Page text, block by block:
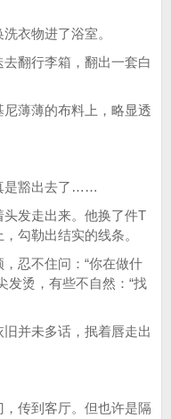
衣物进了浴室。
翻行李箱，翻出一套白
薄薄的布料上，略显透
是豁出去了……
发走出来。他换了件T
勾勒出结实的线条。
忍不住问：“你在做什
发烫，有些不自然：“找
并未多话，抿着唇走出
传到客厅。但也许是隔